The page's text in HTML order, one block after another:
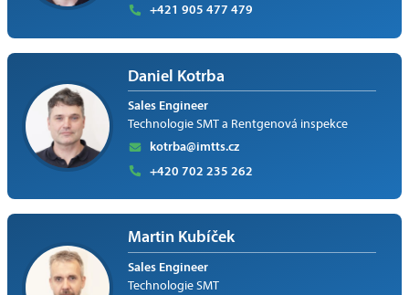
+421 905 477 479
Daniel Kotrba
Sales Engineer
Technologie SMT a Rentgenová inspekce
kotrba@imtts.cz
+420 702 235 262
Martin Kubíček
Sales Engineer
Technologie SMT